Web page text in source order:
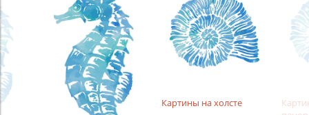
Картины на холсте